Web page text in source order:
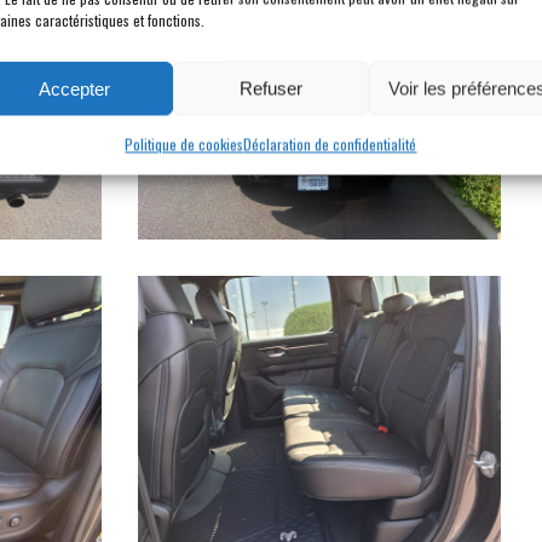
caractéristiques et fonctions.
Accepter Refuser Voir les
Politique de cookiesDéclaration de confidentialité